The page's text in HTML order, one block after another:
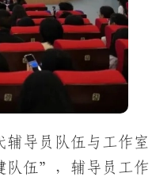
导员队伍与工作室
队伍”，辅导员工作